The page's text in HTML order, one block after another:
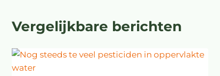
Vergelijkbare berichten